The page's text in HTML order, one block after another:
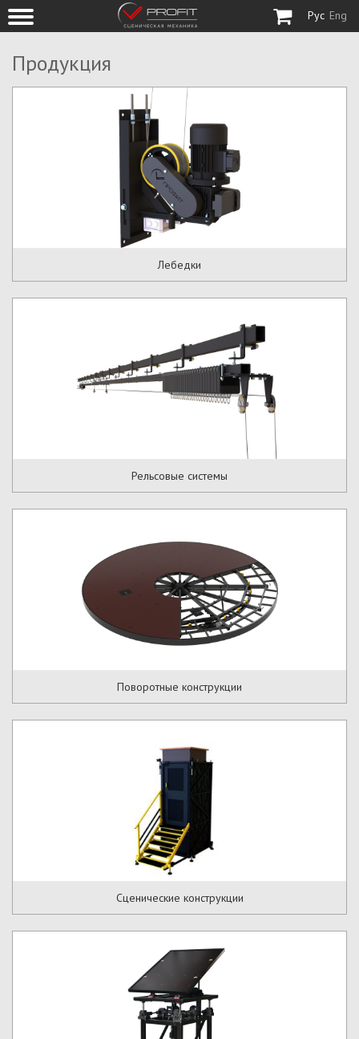
Рус Eng
Продукция
Лебедки
Рельсовые системы
Поворотные конструкции
Сценические конструкции